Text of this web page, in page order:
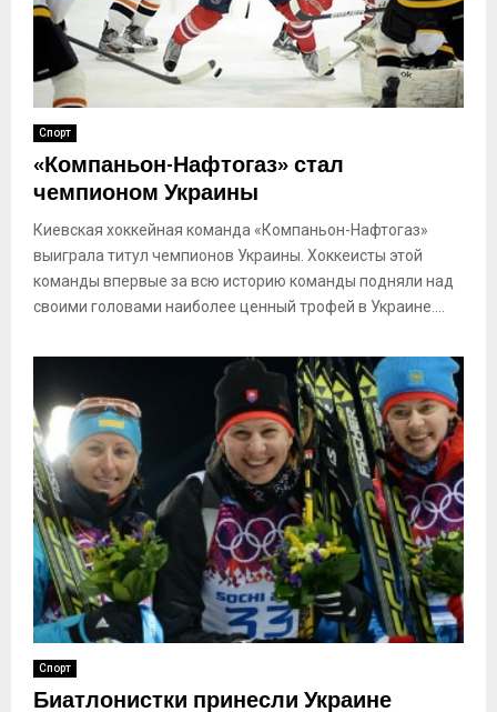
Спорт
«Компаньон-Нафтогаз» стал
чемпионом Украины
Киевская хоккейная команда «Компаньон-Нафтогаз»
выиграла титул чемпионов Украины. Хоккеисты этой
команды впервые за всю историю команды подняли над
своими головами наиболее ценный трофей в Украине....
Спорт
Биатлонистки принесли Украине